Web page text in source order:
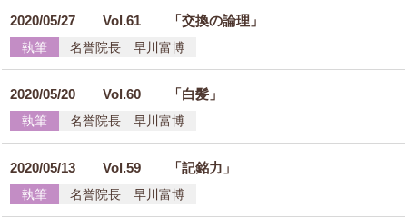
2020/05/27Vol.61 「交換の論理」
執筆 名誉院長 早川富博
2020/05/20Vol.60 「白髪」
執筆 名誉院長 早川富博
2020/05/13Vol.59 「記銘力」
執筆 名誉院長 早川富博